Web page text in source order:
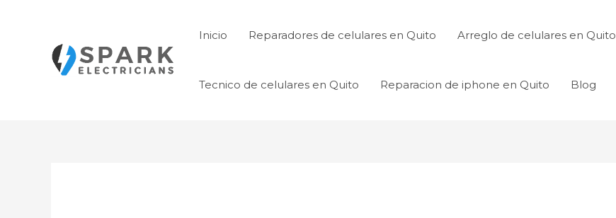
Inicio Reparadores de celulares en Quito Arreglo de celulares en Quito
Tecnico de celulares en Quito Reparacion de iphone en Quito Blog